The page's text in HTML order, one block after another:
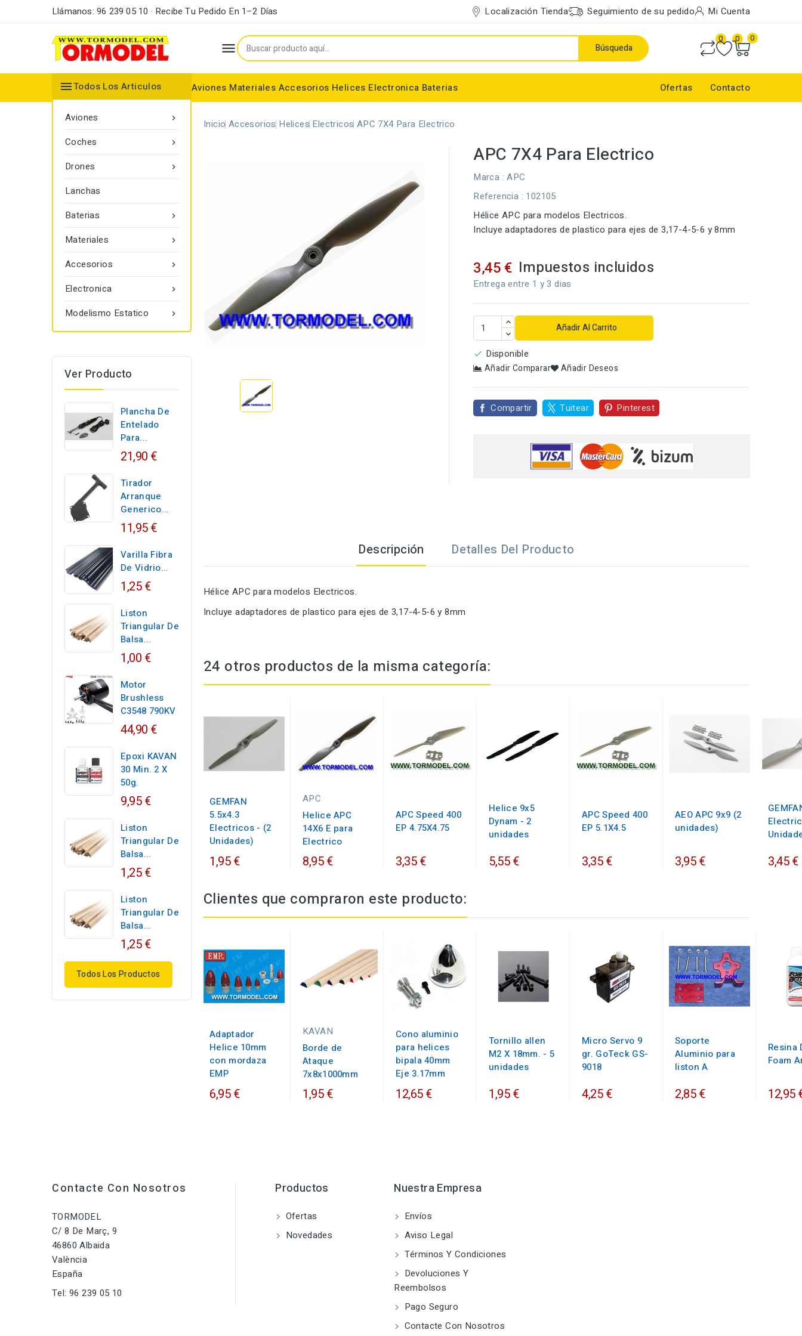
Llámanos: 96 239 05 10 · Recibe Tu Pedido En 1–2 Días Localización Tienda Seguimiento de su pedido Mi Cuenta
 Búsqueda
0 0 0
Aviones Materiales Accesorios Helices Electronica Baterias Ofertas Contacto
Todos Los Articulos

Aviones

Coches

Drones
Lanchas

Baterias

Materiales

Accesorios

Electronica

Modelismo Estatico
Ver Producto
Plancha De
Entelado
Para...
21,90 €
Tirador
Arranque
Generico...
11,95 €
Varilla Fibra
De Vidrio...
1,25 €
Liston
Triangular De
Balsa...
1,00 €
Motor
Brushless
C3548 790KV
44,90 €
Epoxi KAVAN
30 Min. 2 X
50g.
9,95 €
Liston
Triangular De
Balsa...
1,25 €
Liston
Triangular De
Balsa...
1,25 €
Todos Los Productos
Inicio Accesorios Helices Electricos APC 7X4 Para Electrico
APC 7X4 Para Electrico
Marca : APC
Referencia : 102105
Hélice APC para modelos Electricos.
Incluye adaptadores de plastico para ejes de 3,17-4-5-6 y 8mm
3,45 € Impuestos incluidos
Entrega entre 1 y 3 dias
Añadir Al Carrito
 Disponible
Añadir Comparar Añadir Deseos
Compartir Tuitear Pinterest
Descripción Detalles Del Producto
Hélice APC para modelos Electricos.
Incluye adaptadores de plastico para ejes de 3,17-4-5-6 y 8mm
24 otros productos de la misma categoría:
GEMFAN
5.5x4.3
Electricos - (2
Unidades)
1,95 €
APC
Helice APC
14X6 E para
Electrico
8,95 €
APC Speed 400
EP 4.75X4.75
3,35 €
Helice 9x5
Dynam - 2
unidades
5,55 €
APC Speed 400
EP 5.1X4.5
3,35 €
AEO APC 9x9 (2
unidades)
3,95 € 3,45 €
Clientes que compraron este producto:
Adaptador
Helice 10mm
con mordaza
EMP
6,95 €
KAVAN
Borde de
Ataque
7x8x1000mm
1,95 €
Cono aluminio
para helices
bipala 40mm
Eje 3.17mm
12,65 €
Tornillo allen
M2 X 18mm. - 5
unidades
1,95 €
Micro Servo 9
gr. GoTeck GS-
9018
4,25 €
Soporte
Aluminio para
liston A
2,85 €
Resina
Foam
12,95
Contacte Con Nosotros
TORMODEL
C/ 8 De Març, 9
46860 Albaida
València
España
Tel: 96 239 05 10
Productos
Ofertas
Novedades
Nuestra Empresa
Envíos
Aviso Legal
Términos Y Condiciones
Devoluciones Y
Reembolsos
Pago Seguro
Contacte Con Nosotros